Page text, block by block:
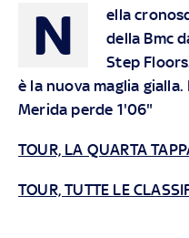
N
ella
della Bmc
Step
è la nuova maglia
Merida perde 1'06"
TOUR, LA QUARTA
TOUR, TUTTE LE